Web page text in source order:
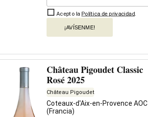
Acepto la Política de privacidad
¡AVÍSENME!
Château Pigoudet Classic
Rosé 2025
Château Pigoudet
Coteaux-d'Aix-en-Provence AOC
(Francia)